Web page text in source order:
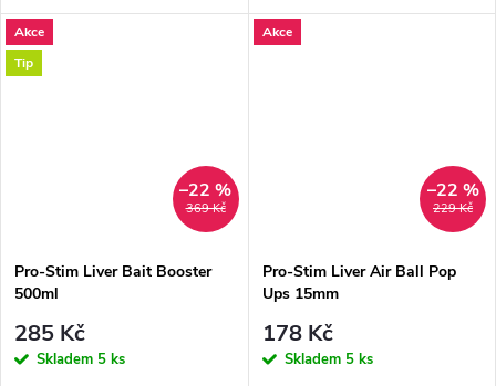
Pro-Stim Liver a další produkty
řady Pro-Stim Liver Boilie.
Rozklikněte pro podrobnosti.
Akce
Tip
369 Kč
–22 %
Pro-Stim Liver Bait Booster
500ml
285 Kč
Skladem 5 ks
Akce
229 Kč
–22 %
Pro-Stim Liver Air Ball Pop
Ups 15mm
178 Kč
Skladem 5 ks